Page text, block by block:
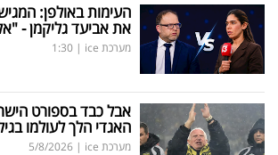
העימות באולפן:
את אביעד גליקמן -
מערכת ice |
1:30
אבל כבד בספורט
האגדי הלך לעולמו בגיל
מערכת ice |
5/8/2026